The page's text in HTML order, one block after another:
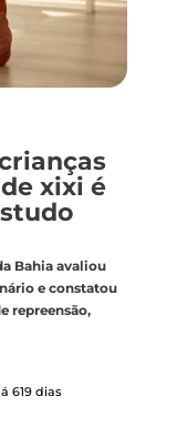
xixi é
Bahia avaliou
e constatou
repreensão,
619 dias